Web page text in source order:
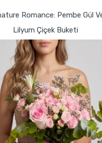
Romance: Pembe Gül
Lilyum Çiçek Buketi